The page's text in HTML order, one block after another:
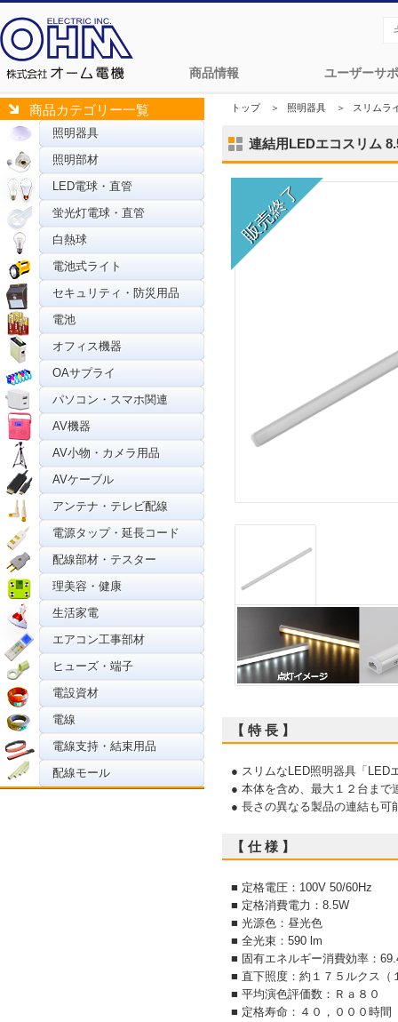
商品情報 ユーザーサ
商品カテゴリー一覧
照明器具
照明部材
LED電球・直管
蛍光灯電球・直管
白熱球
電池式ライト
セキュリティ・防災用品
電池
オフィス機器
OAサプライ
パソコン・スマホ関連
AV機器
AV小物・カメラ用品
AVケーブル
アンテナ・テレビ配線
電源タップ・延長コード
配線部材・テスター
理美容・健康
生活家電
エアコン工事部材
ヒューズ・端子
電設資材
電線
電線支持・結束用品
配線モール
トップ＞ 照明器具 ＞ スリムラ
連結用LEDエコスリム
【 特 長 】
● スリムなLED照明器具「LED
● 本体を含め、最大１２台まで
● 長さの異なる製品の連結も可
【 仕 様 】
■ 定格電圧：100V 50/60Hz
■ 定格消費電力：8.5W
■ 光源色：昼光色
■ 全光束：590 lm
■ 固有エネルギー消費効率：
■ 直下照度：約１７５ルクス（
■ 平均演色評価数：Ｒａ８０
■ 定格寿命：４０，０００時間